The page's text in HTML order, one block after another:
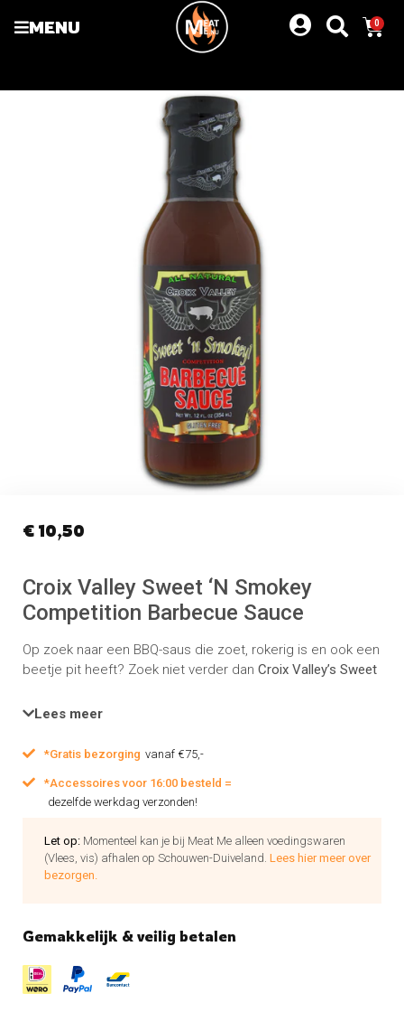
MENU 0
€ 10,50
Croix Valley Sweet ‘N Smokey
Competition Barbecue Sauce
Op zoek naar een BBQ-saus die zoet, rokerig is en ook een
beetje pit heeft? Zoek niet verder dan Croix Valley’s Sweet
smaakexplosie in je mond, met de perfecte balans tussen
fijnproever.
Lees meer
*Gratis bezorging vanaf €75,-
*Accessoires voor 16:00 besteld =
dezelfde werkdag verzonden!
Let op: Momenteel kan je bij Meat Me alleen voedingswaren
(Vlees, vis) afhalen op Schouwen-Duiveland. Lees hier meer over
bezorgen.
Gemakkelijk & veilig betalen